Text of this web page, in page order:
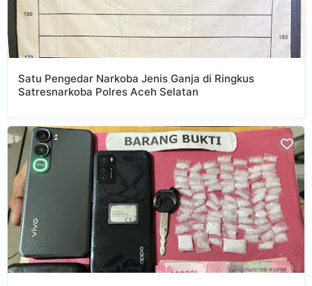
Satu Pengedar Narkoba Jenis Ganja di Ringkus
Satresnarkoba Polres Aceh Selatan